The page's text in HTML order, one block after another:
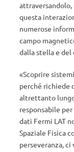
questa
numerose
campo
dalla stella e del
«Scoprire
perché richiede
altrettanto
responsabile
dati Fermi LAT
Spaziale Fisica
perseveranza,